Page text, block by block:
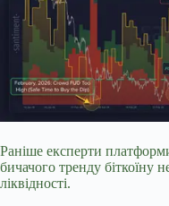
Раніше експерти
бичачого тренду біткоїну
ліквідності.